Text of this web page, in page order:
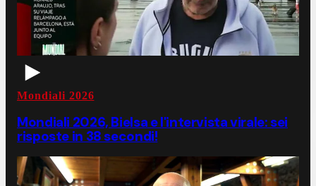
Mondiali 2026
Mondiali 2026, Bielsa e l'intervista virale: sei
risposte in 38 secondi!